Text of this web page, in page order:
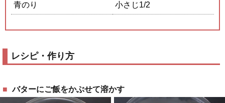
青のり 小さじ1/2
レシピ・作り方
バターにご飯をかぶせて溶かす